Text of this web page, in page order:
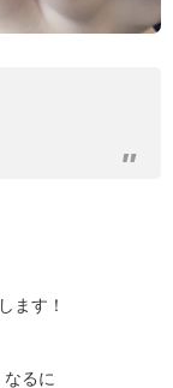
ます！
るに